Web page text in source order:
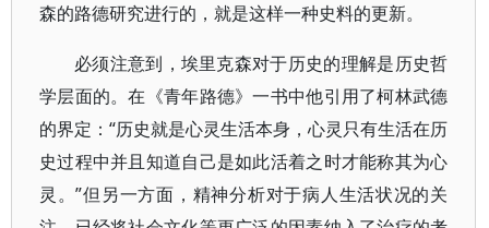
森的路德研究进行的，就是这样一种史料的更新。
必须注意到，埃里克森对于历史的理解是历史哲
学层面的。在《青年路德》一书中他引用了柯林武德
的界定：“历史就是心灵生活本身，心灵只有生活在历
史过程中并且知道自己是如此活着之时才能称其为心
灵。”但另一方面，精神分析对于病人生活状况的关